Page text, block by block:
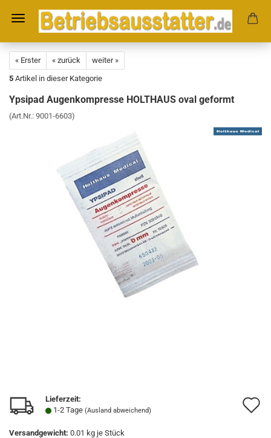
« Erster « zurück
weiter »
5 Artikel in dieser Kategorie
Ypsipad Augenkompresse HOLTHAUS oval geformt
(Art.Nr.: 9001-6603)
Lieferzeit:
1-2 Tage (Ausland abweichend)
Versandgewicht: 0.01 kg je Stück